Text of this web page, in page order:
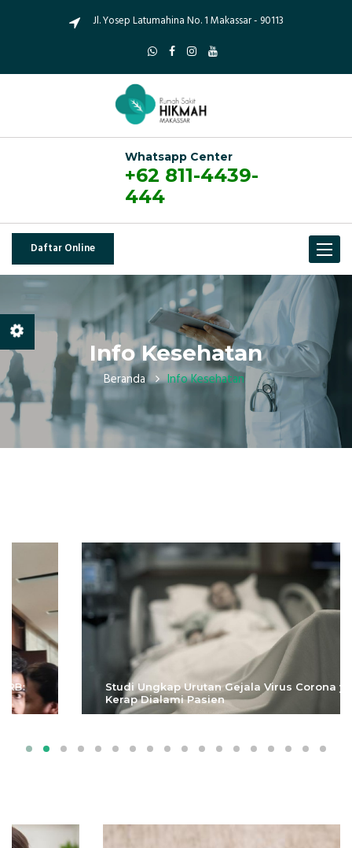
Jl. Yosep Latumahina No. 1 Makassar - 90113
Whatsapp Center
+62 811-4439-
444
Toggle
Daftar Online
Info Kesehatan
Beranda Info Kesehatan
Studi Ungkap Urutan Gejala Virus Corona yang
Kerap Dialami Pasien